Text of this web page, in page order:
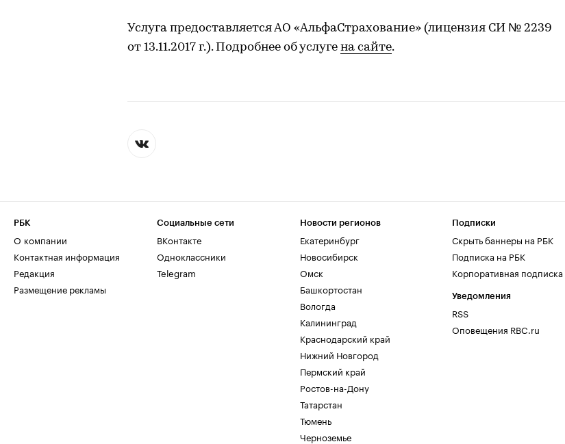
Услуга предоставляется АО «АльфаСтрахование» (лицензия СИ № 2239
от 13.11.2017 г.). Подробнее об услуге на сайте.
РБК
О компании
Контактная информация
Редакция
Размещение рекламы
Социальные сети
ВКонтакте
Одноклассники
Telegram
Новости регионов
Екатеринбург
Новосибирск
Омск
Башкортостан
Вологда
Калининград
Краснодарский край
Нижний Новгород
Пермский край
Ростов-на-Дону
Татарстан
Тюмень
Черноземье
Подписки
Скрыть баннеры на РБК
Подписка на РБК
Корпоративная подписка
Уведомления
RSS
Оповещения RBC.ru